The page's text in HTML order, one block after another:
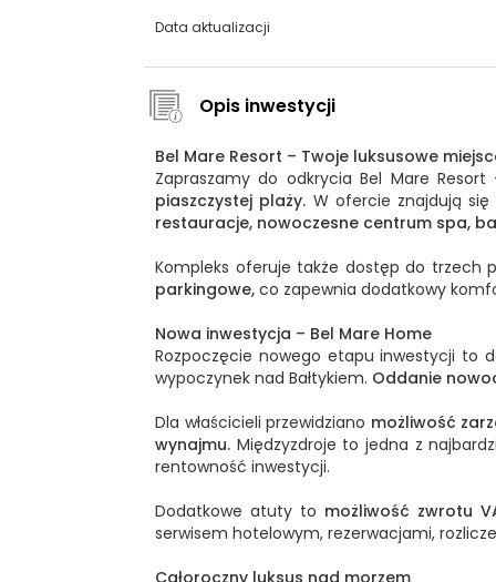
Data aktualizacji
Opis inwestycji
Bel Mare Resort – Twoje luksusowe
Zapraszamy do odkrycia Bel Mare
piaszczystej plaży. W ofercie znajdują
restauracje, nowoczesne centrum spa,
Kompleks oferuje także dostęp do trzech
parkingowe, co zapewnia dodatkowy
Nowa inwestycja – Bel Mare Home
Rozpoczęcie nowego etapu inwestycji to
wypoczynek nad Bałtykiem. Oddanie
Dla właścicieli przewidziano możliwość
wynajmu. Międzyzdroje to jedna z
rentowność inwestycji.
Dodatkowe atuty to możliwość zwrotu
serwisem hotelowym, rezerwacjami,